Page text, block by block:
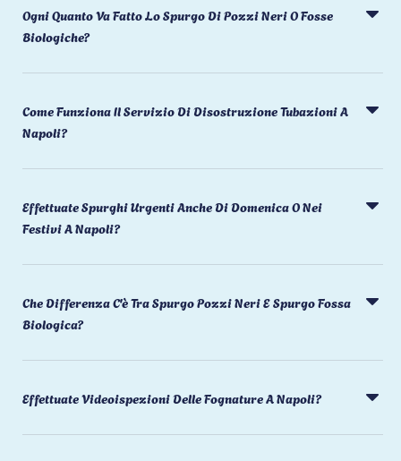
Ogni Quanto Va Fatto Lo Spurgo Di Pozzi Neri O Fosse
Biologiche?
Come Funziona Il Servizio Di Disostruzione Tubazioni A
Napoli?
Effettuate Spurghi Urgenti Anche Di Domenica O Nei
Festivi A Napoli?
Che Differenza C'è Tra Spurgo Pozzi Neri E Spurgo Fossa
Biologica?
Effettuate Videoispezioni Delle Fognature A Napoli?